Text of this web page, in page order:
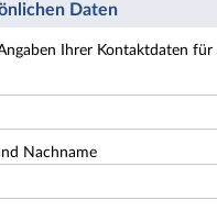
Daten
Ihrer Kontaktdaten
Nachname